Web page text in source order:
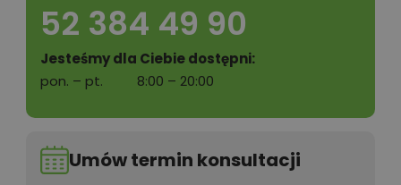
Tablica informacyjna
100,00 zł
52 384 49 90
Jesteśmy dla Ciebie dostępni:
pon. – pt.
8:00 – 20:00
Umów termin konsultacji